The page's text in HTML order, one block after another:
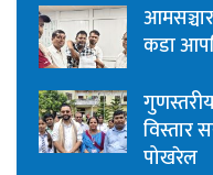
कडा
विस्तार
पोखरेल